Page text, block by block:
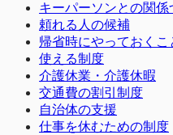
キーパーソンとの関係
頼れる人の候補
帰省時にやっておくこ
使える制度
介護休業・介護休暇
交通費の割引制度
自治体の支援
仕事を休むための制度